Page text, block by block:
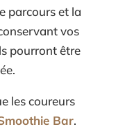
parcours et la
vos
pourront être
les coureurs
Bar.